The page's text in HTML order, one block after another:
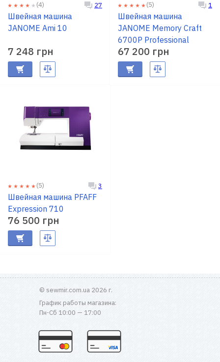
(4) 27
Швейная машина
JANOME Ami 10
7 248 грн
(5) 1
Швейная машина
JANOME Memory Craft
6700P Professional
67 200 грн
(5) 3
Швейная машина PFAFF
Expression 710
76 500 грн
© sewmir.com.ua 2026 г.
График работы магазина:
Пн-Сб 10:00 — 17:00